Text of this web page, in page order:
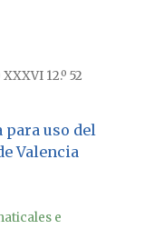
12.º 52
para uso del
Valencia
e